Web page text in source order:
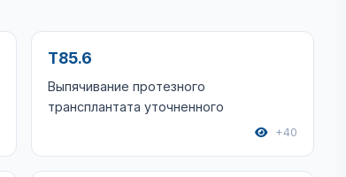
T85.6
Выпячивание протезного
трансплантата уточненного
+40